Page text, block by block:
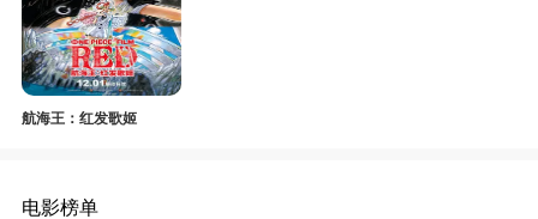
航海王：红发歌姬
电影榜单